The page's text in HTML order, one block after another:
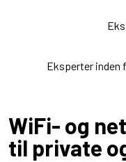
Eksperter inden
WiFi- og
til private